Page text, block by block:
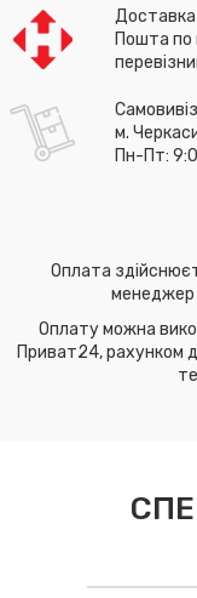
Доставка
Пошта по
м.
Пн-Пт:
Оплата
менеджер
Оплату можна
Приват24, рахунком